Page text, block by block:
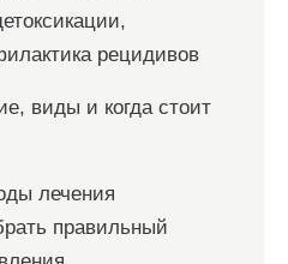
рецидивов
виды и когда стоит
лечения
правильный